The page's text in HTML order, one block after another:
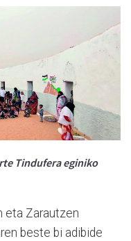
Tindufera eginiko
eta Zarautzen
beste bi adibide